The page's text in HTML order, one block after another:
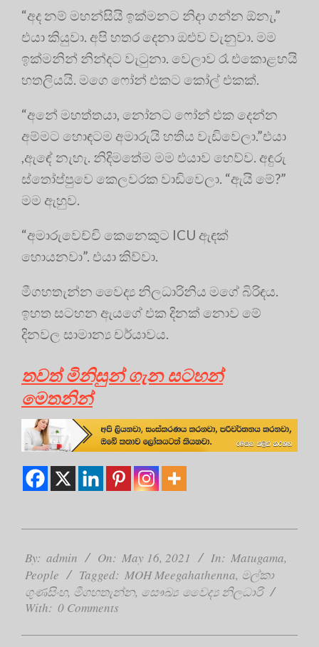
“අද නම් මහන්සියි ඉක්මනට නිදා ගන්න ඕනැ,”
එයා කියුවා. අපි හතර දෙනා ඔළුව වැනුවා. මම
ඉක්මනින් නින්දට වැටුනා. වෙලාව රෑ එකොළහයි
හතලියයි. මගෙ ෆෝන් එකට කෝල් එකක්.
“අනේ මහත්තයා, නෝනට ⁣ෆෝන් එක දෙන්න
අම්මට හොඳටම අමාරුයි හතිය වැඩිවෙලා.”එයා
,ඇඳේ නැහැ. නිදිමතේම මම එයාව හෙව්ව. අඳුරු
ස්තෝප්පුවෙ කෙලවරක වාඩිවෙලා. “ඇයි මේ?”
මම ඇහුව.
“අමාරුවෙච්චි කෙනෙකුට ICU ඇඳක්
හොයනවා”. එයා කිව්වා.
මීගහතැන්න වෛද්‍ය නිලධාරිනිය මගේ බිරිඳය.
ඉහත සටහන ඇයගේ එක දිනක් නොව මේ
දිනවල සාමාන්‍ය චර්යාවය.
තවත් මිනිසුන් ගැන සටහන්
මෙතනින්
05-
16
By: admin On: May 16, 2021 In: Matugama,
People
Tagged: MOH Meegahathenna, මල්කා
ගුණසිංහ, මීගහතැන්න, සෞඛ්‍ය වෛද්‍ය නිලධාරි
With: 0 Comments